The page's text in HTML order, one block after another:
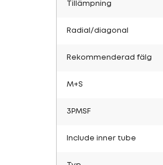
Tillämpning
Radial/diagonal
Rekommenderad fälg
M+S
3PMSF
Include inner tube